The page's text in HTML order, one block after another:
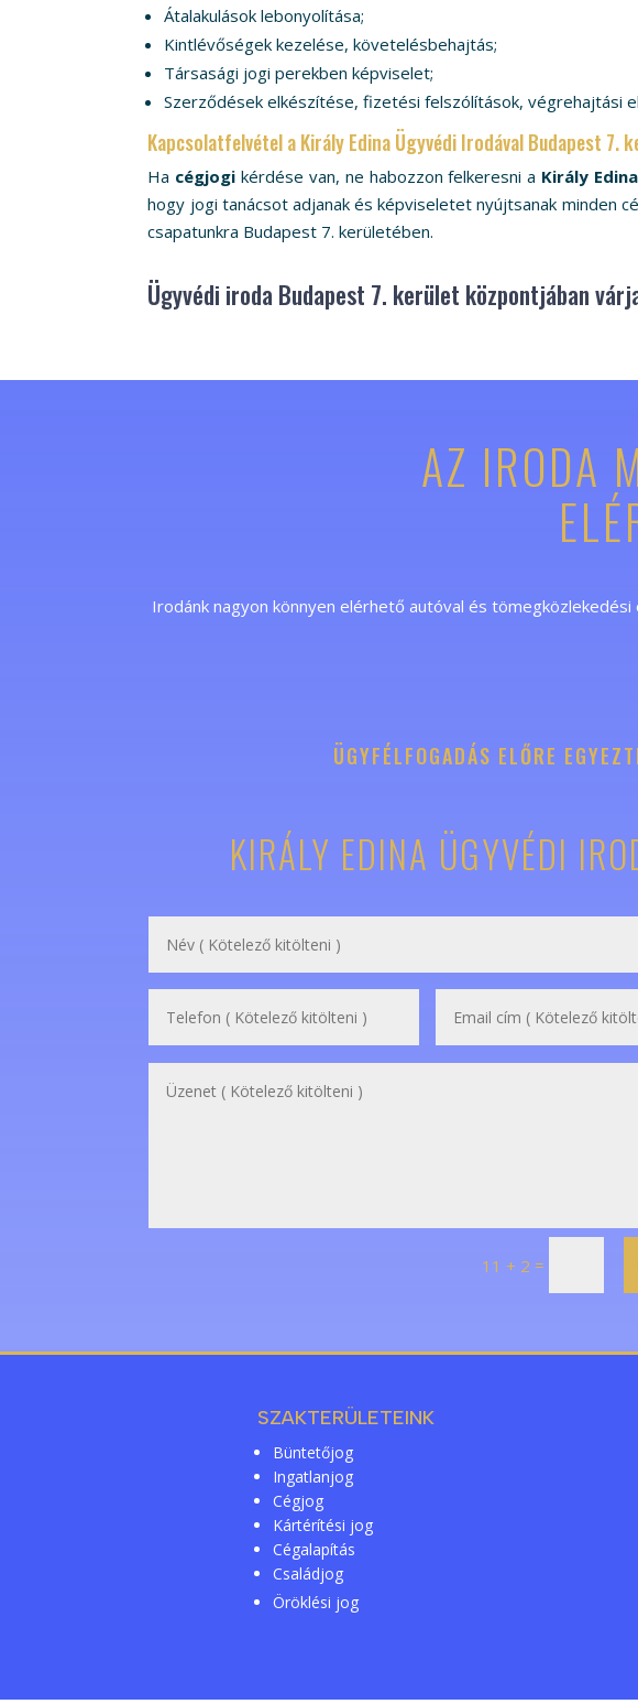
Átalakulások lebonyolítása;
Kintlévőségek kezelése, követelésbehajtás;
Társasági jogi perekben képviselet;
Szerződések elkészítése, fizetési felszólítások, végrehajtási
Kapcsolatfelvétel a Király Edina Ügyvédi Irodával Budapest 7.
Ha cégjogi kérdése van, ne habozzon felkeresni a Király
hogy jogi tanácsot adjanak és képviseletet nyújtsanak minden
csapatunkra Budapest 7. kerületében.
Ügyvédi iroda Budapest 7. kerület központjában
AZ IRODA
Irodánk nagyon könnyen elérhető autóval és
ÜGYFÉLFOGADÁS ELŐRE
KIRÁLY EDINA ÜGYVÉDI
11 + 2 =
SZAKTERÜLETEINK
Büntetőjog
Ingatlanjog
Cégjog
Kártérítési jog
Cégalapítás
Családjog
Öröklési jog